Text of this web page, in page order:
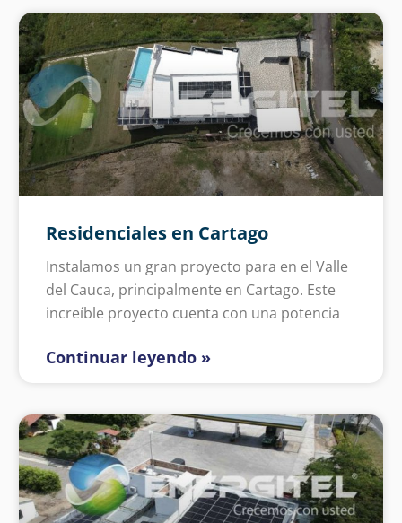
Residenciales en Cartago
Instalamos un gran proyecto para en el Valle
del Cauca, principalmente en Cartago. Este
increíble proyecto cuenta con una potencia
Continuar leyendo »